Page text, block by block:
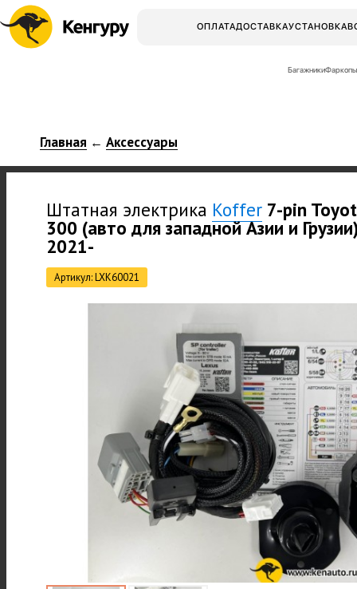
ОПЛАТАДОСТАВКАУСТАНОВКА
БагажникиФаркопы
Главная ← Аксессуары
Штатная электрика Koffer 7-pin
300 (авто для западной Азии и
2021-
Артикул: LXK60021